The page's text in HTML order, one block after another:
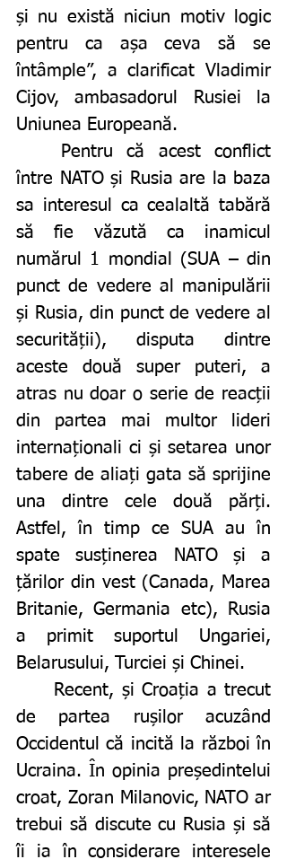
și nu există niciun motiv logic
pentru ca așa ceva să se
întâmple”, a clarificat
Vladimir
Cijov, ambasadorul Rusiei la
Uniunea Europeană.
între NATO și Rusia are la baza
sa interesul ca cealaltă tabără
să fie văzută ca inamicul
numărul 1 mondial (SUA – din
punct de vedere al manipulării
și Rusia, din punct de vedere al
securității), disputa dintre
aceste două super puteri, a
atras nu doar o serie de reacții
din partea mai multor lideri
internaționali ci și setarea unor
tabere de aliați gata să sprijine
una dintre cele două părți.
Astfel, în timp ce SUA au în
spate susținerea NATO și a
țărilor din vest (Canada, Marea
Britanie, Germania etc), Rusia
a primit suportul Ungariei,
Belarusului, Turciei și Chinei.
de partea rușilor acuzând
Occidentul că incită la război în
Ucraina. În opinia președintelui
croat, Zoran Milanovic, NATO ar
trebui să discute cu Rusia și să
îi ia în considerare interesele